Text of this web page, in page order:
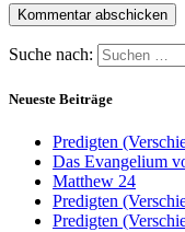
Suche nach:
Neueste Beiträge
Predigten
Das Evangelium
Matthew 24
Predigten
Predigten